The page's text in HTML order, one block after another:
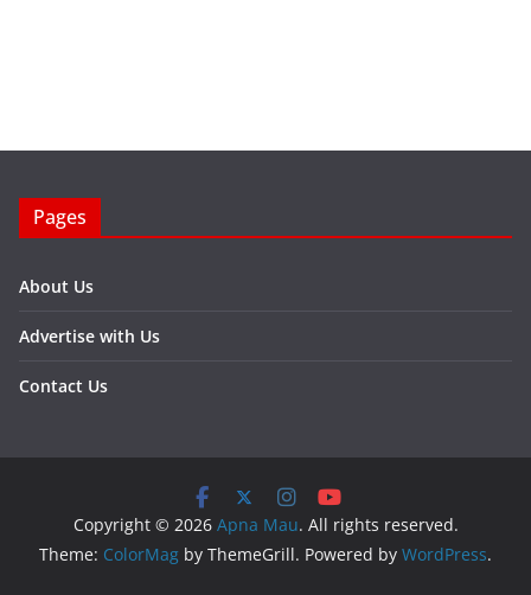
Pages
About Us
Advertise with Us
Contact Us
Copyright © 2026 Apna Mau. All rights reserved.
Theme: ColorMag by ThemeGrill. Powered by WordPress.